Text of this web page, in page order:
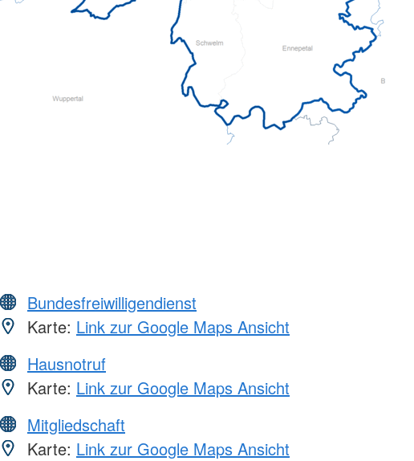
Bundesfreiwilligendienst
Karte: Link zur Google Maps Ansicht
Hausnotruf
Karte: Link zur Google Maps Ansicht
Mitgliedschaft
Karte: Link zur Google Maps Ansicht